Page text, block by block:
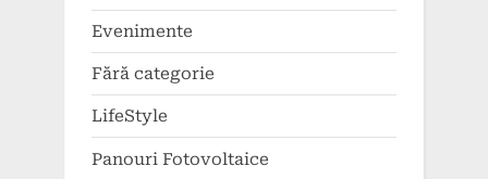
Evenimente
Fără categorie
LifeStyle
Panouri Fotovoltaice